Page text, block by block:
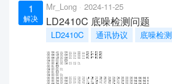
1
解决
Mr_Long 2024-11-25
LD2410C 底噪检测问题
LD2410C 通讯协议 底噪检测